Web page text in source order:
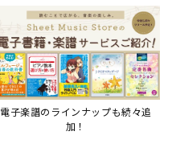
電子楽譜のラインナップも続々追
加！